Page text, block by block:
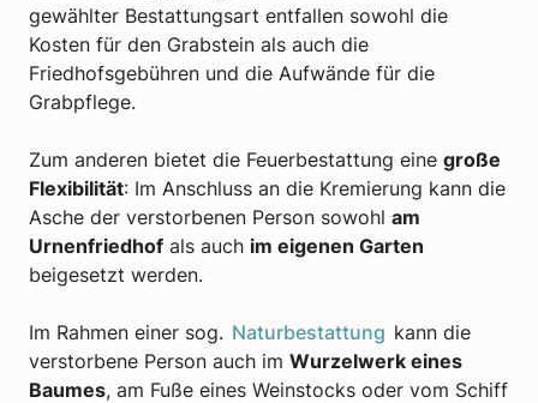
gewählter Bestattungsart entfallen sowohl die
Kosten für den Grabstein als auch die
Friedhofsgebühren und die Aufwände für die
Grabpflege.
Zum anderen bietet die Feuerbestattung eine große
Flexibilität: Im Anschluss an die Kremierung kann die
Asche der verstorbenen Person sowohl am
Urnenfriedhof als auch im eigenen Garten
beigesetzt werden.
Im Rahmen einer sog. Naturbestattung kann die
verstorbene Person auch im Wurzelwerk eines
Baumes, am Fuße eines Weinstocks oder vom Schiff